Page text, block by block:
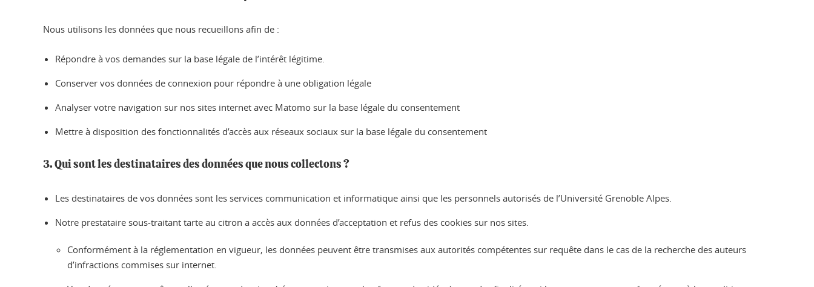
Nous utilisons les données que nous recueillons afin de :
Répondre à vos demandes sur la base légale de l’intérêt légitime.
Conserver vos données de connexion pour répondre à une obligation légale
Analyser votre navigation sur nos sites internet avec Matomo sur la base légale du consentement
Mettre à disposition des fonctionnalités d’accès aux réseaux sociaux sur la base légale du consentement
3. Qui sont les destinataires des données que nous collectons ?
Les destinataires de vos données sont les services communication et informatique ainsi que les personnels autorisés de l’Université Grenoble Alpes.
Notre prestataire sous-traitant tarte au citron a accès aux données d’acceptation et refus des cookies sur nos sites.
Conformément à la réglementation en vigueur, les données peuvent être transmises aux autorités compétentes sur requête dans le cas de la recherche des auteurs
d’infractions commises sur internet.